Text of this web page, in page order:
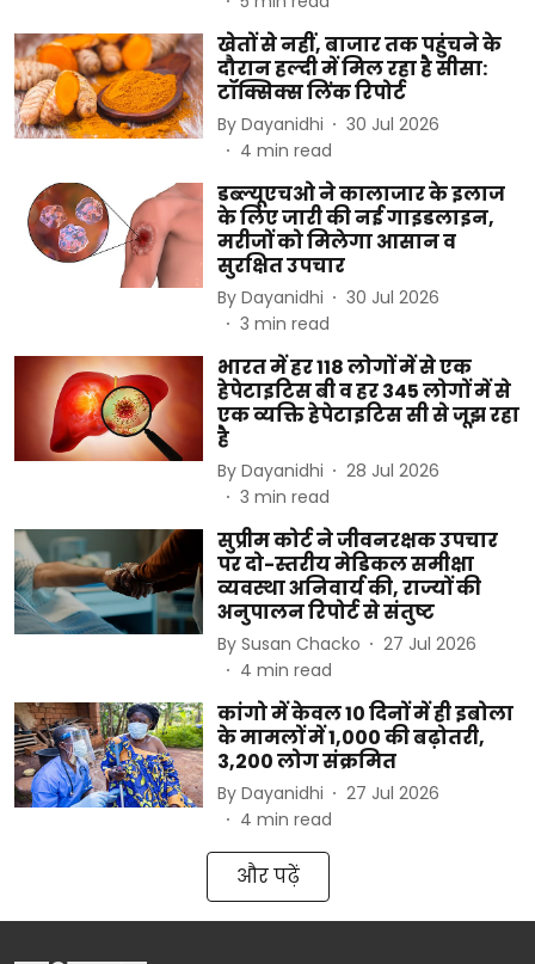
खेतों से नहीं, बाजार तक पहुंचने के
दौरान हल्दी में मिल रहा है सीसा:
टॉक्सिक्स लिंक रिपोर्ट
By Dayanidhi
30 Jul 2026
4 min read
डब्ल्यूएचओ ने कालाजार के इलाज
के लिए जारी की नई गाइडलाइन,
मरीजों को मिलेगा आसान व
सुरक्षित उपचार
By Dayanidhi
30 Jul 2026
3 min read
भारत में हर 118 लोगों में से एक
हेपेटाइटिस बी व हर 345 लोगों में से
एक व्यक्ति हेपेटाइटिस सी से जूझ रहा
है
By Dayanidhi
28 Jul 2026
3 min read
सुप्रीम कोर्ट ने जीवनरक्षक उपचार
पर दो-स्तरीय मेडिकल समीक्षा
व्यवस्था अनिवार्य की, राज्यों की
अनुपालन रिपोर्ट से संतुष्ट
By Susan Chacko
27 Jul 2026
4 min read
कांगो में केवल 10 दिनों में ही इबोला
के मामलों में 1,000 की बढ़ोतरी,
3,200 लोग संक्रमित
By Dayanidhi
27 Jul 2026
4 min read
और पढ़ें